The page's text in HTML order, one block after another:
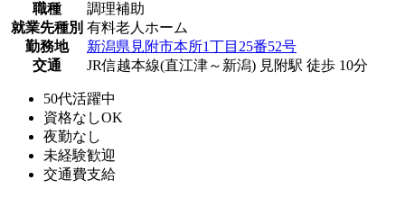
職種
調理補助
就業先種別 有料老人ホーム
勤務地
新潟県見附市本所1丁目25番52号
交通
JR信越本線(直江津～新潟) 見附駅 徒歩 10分
50代活躍中
資格なしOK
夜勤なし
未経験歓迎
交通費支給